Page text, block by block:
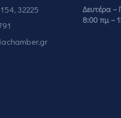
32225
Δευτέρα –
8:00 πμ –